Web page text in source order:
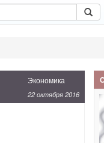
Экономика
22 октября 2016